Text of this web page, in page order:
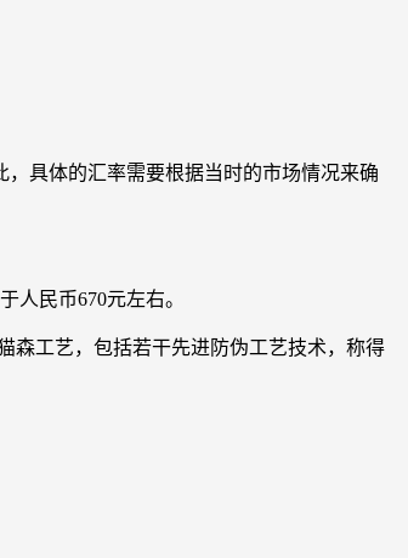
具体的汇率需要根据当时的市场情况来确
人民币670元左右。
森工艺，包括若干先进防伪工艺技术，称得